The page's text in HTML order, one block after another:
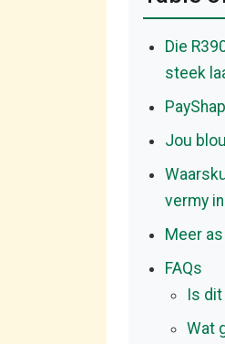
Die
steek
Jou
vermy
Meer
FAQs
Is
Wat